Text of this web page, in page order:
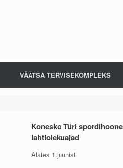
VÄÄTSA TERVISEKOMPLEKS
Konesko Türi spordihoone
lahtiolekuajad
Alates 1.juunist